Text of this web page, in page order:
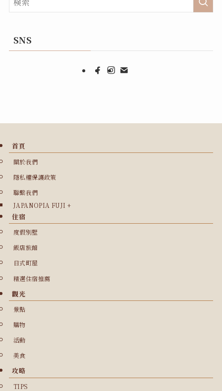
SNS
首頁
關於我們
隱私權保護政策
聯繫我們
JAPANOPIA FUJI +
住宿
度假別墅
飯店旅館
日式町屋
精選住宿推薦
觀光
景點
購物
活動
美食
攻略
TIPS